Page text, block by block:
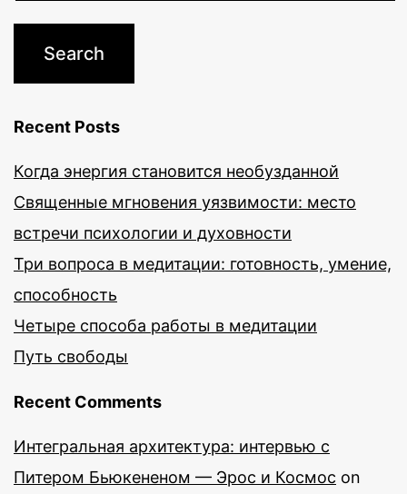
Recent Posts
Когда энергия становится необузданной
Священные мгновения уязвимости: место
встречи психологии и духовности
Три вопроса в медитации: готовность, умение,
способность
Четыре способа работы в медитации
Путь свободы
Recent Comments
Интегральная архитектура: интервью с
Питером Бьюкененом — Эрос и Космос on